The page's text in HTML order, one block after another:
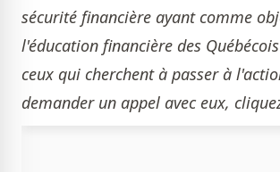
sécurité financière ayant comme
l'éducation financière des
ceux qui cherchent à passer à
demander un appel avec eux,